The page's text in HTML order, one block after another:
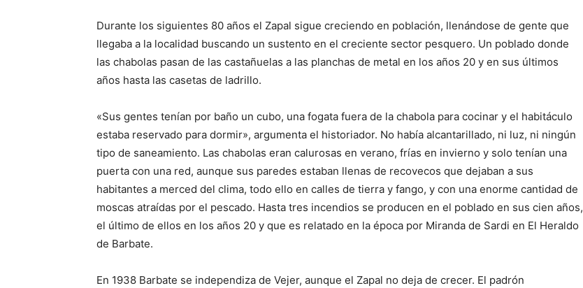
Durante los siguientes 80 años el Zapal sigue creciendo en población, llenándose de gente que
llegaba a la localidad buscando un sustento en el creciente sector pesquero. Un poblado donde
las chabolas pasan de las castañuelas a las planchas de metal en los años 20 y en sus últimos
años hasta las casetas de ladrillo.
«Sus gentes tenían por baño un cubo, una fogata fuera de la chabola para cocinar y el habitáculo
estaba reservado para dormir», argumenta el historiador. No había alcantarillado, ni luz, ni ningún
tipo de saneamiento. Las chabolas eran calurosas en verano, frías en invierno y solo tenían una
puerta con una red, aunque sus paredes estaban llenas de recovecos que dejaban a sus
habitantes a merced del clima, todo ello en calles de tierra y fango, y con una enorme cantidad de
moscas atraídas por el pescado. Hasta tres incendios se producen en el poblado en sus cien años,
el último de ellos en los años 20 y que es relatado en la época por Miranda de Sardi en El Heraldo
de Barbate.
En 1938 Barbate se independiza de Vejer, aunque el Zapal no deja de crecer. El padrón